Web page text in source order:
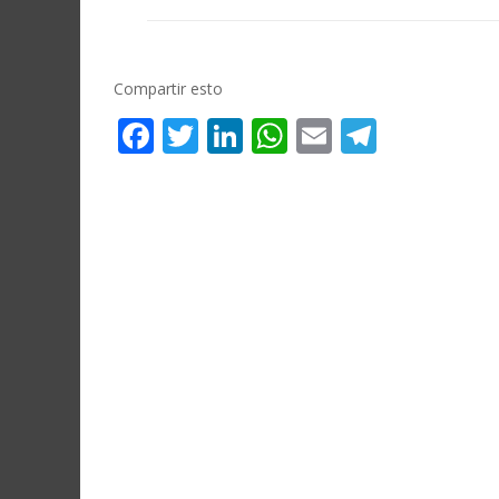
Compartir esto
Facebook
Twitter
LinkedIn
WhatsApp
Email